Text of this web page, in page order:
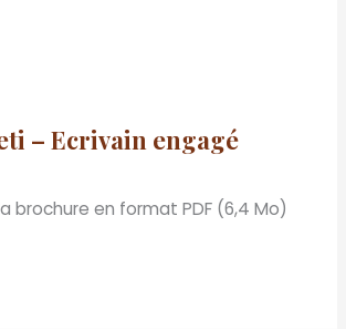
– Ecrivain engagé
brochure en format PDF (6,4 Mo)